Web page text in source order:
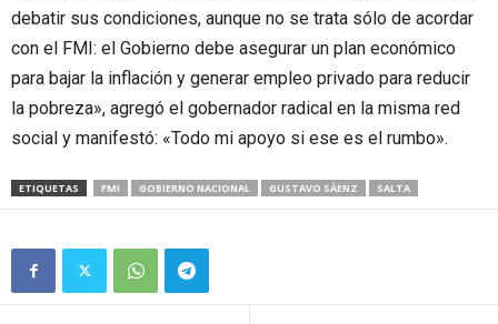
debatir sus condiciones, aunque no se trata sólo de acordar
con el FMI: el Gobierno debe asegurar un plan económico
para bajar la inflación y generar empleo privado para reducir
la pobreza», agregó el gobernador radical en la misma red
social y manifestó: «Todo mi apoyo si ese es el rumbo».
ETIQUETAS FMI GOBIERNO NACIONAL GUSTAVO SÁENZ SALTA